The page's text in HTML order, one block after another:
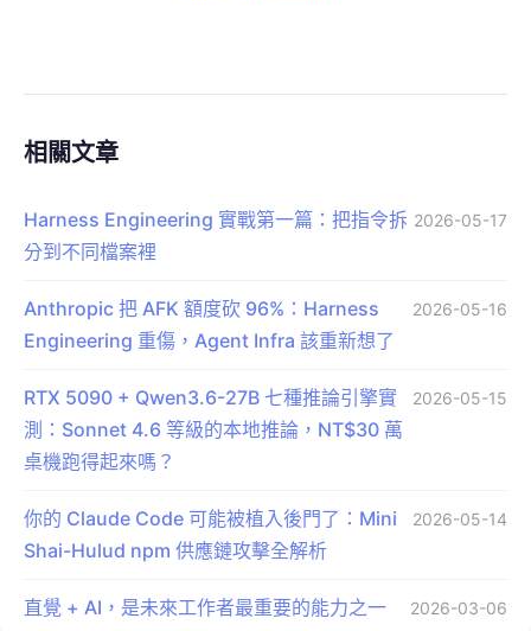
相關文章
Harness Engineering 實戰第一篇：把指令拆
分到不同檔案裡
2026-05-17
Anthropic 把 AFK 額度砍 96%：Harness
Engineering 重傷，Agent Infra 該重新想了
2026-05-16
RTX 5090 + Qwen3.6-27B 七種推論引擎實
測：Sonnet 4.6 等級的本地推論，NT$30 萬
桌機跑得起來嗎？
2026-05-15
你的 Claude Code 可能被植入後門了：Mini
Shai-Hulud npm 供應鏈攻擊全解析
2026-05-14
直覺 + AI，是未來工作者最重要的能力之一 2026-03-06